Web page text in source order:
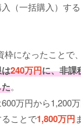
（一括購入）す
枠になったことで
240万円に、非課
。
万円から1,200
ことで1,800万円